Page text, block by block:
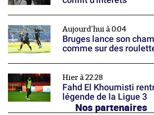
Aujourd'hui à 0:04
Bruges lance son
comme sur des
Hier à 22:28
Fahd El Khoumisti
légende de la Ligue 3
Nos partenaires